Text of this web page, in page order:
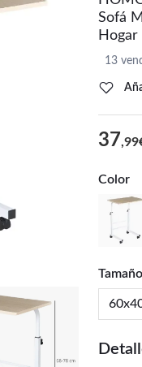
Sofá
13
37
Color
Tamaño